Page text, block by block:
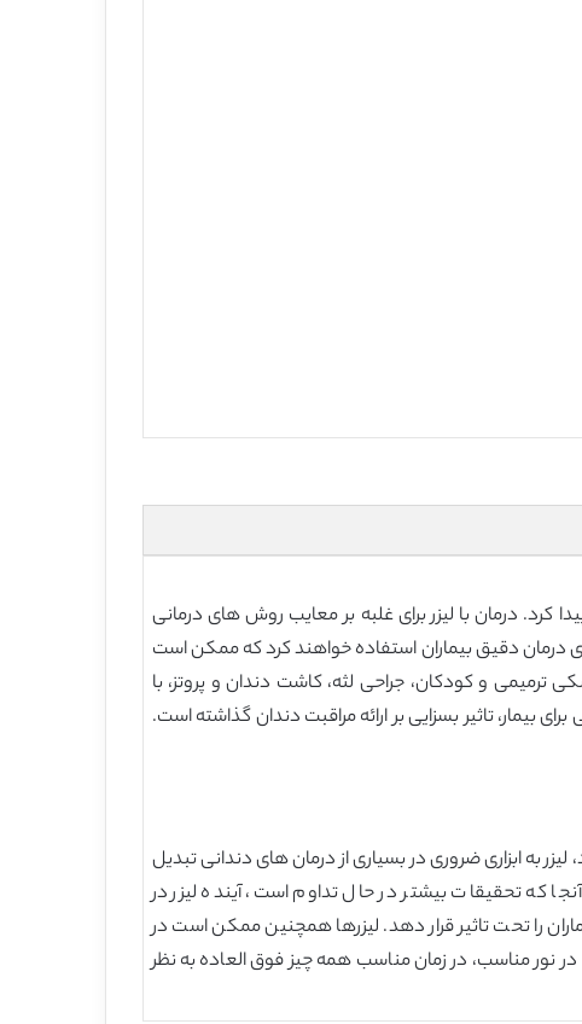
کرد. درمان با لیزر برای غلبه بر معایب روش های درمانی
درمان دقیق بیماران استفاده خواهند کرد که ممکن است
ترمیمی و کودکان، جراحی لثه، کاشت دندان و پروتز، با
بیمار، تاثیر بسزایی بر ارائه مراقبت دندان گذاشته است.
به ابزاری ضروری در بسیاری از درمان های دندانی تبدیل
که تحقیقات بیشتر در حال تداوم است، آینده لیزر در
را تحت تاثیر قرار دهد. لیزرها همچنین ممکن است در
نور مناسب، در زمان مناسب همه چیز فوق العاده به نظر